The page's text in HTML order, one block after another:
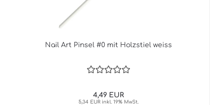
Nail Art Pinsel #0 mit Holzstiel weiss
4,49 EUR
5,34 EUR inkl. 19% MwSt.